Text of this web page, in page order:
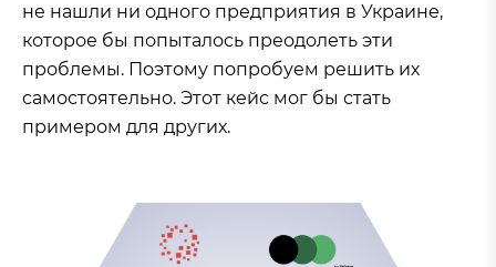
не нашли ни одного предприятия в Украине,
которое бы попыталось преодолеть эти
проблемы. Поэтому попробуем решить их
самостоятельно. Этот кейс мог бы стать
примером для других.